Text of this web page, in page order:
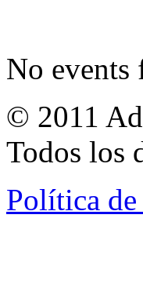
No events
© 2011
Todos los
Política